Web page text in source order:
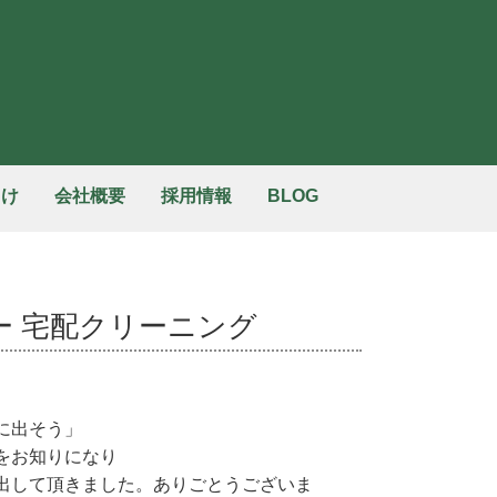
会社概要 採用情報 BLOG
宅配クリーニング
そう」
お知りになり
て頂きました。ありごとうございま